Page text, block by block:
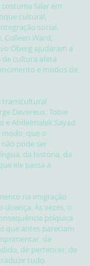
falar em
cultural,
social.
Colleen Ward,
Oberg ajudaram a
cultura afeta
e modos de
transcultural
Devereux, Tobie
e Abdelmalek Sayad
que o
pode ser
da história, da
ele passa a
na imigração
Às vezes, o
psíquica
que antes pareciam
de
de pertencer, de
tudo.